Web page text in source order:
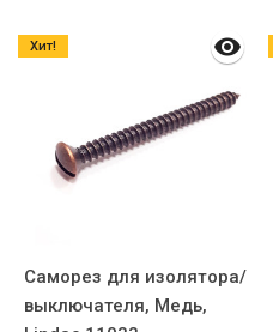
Саморез для изолятора/
выключателя, Медь,
Хит!